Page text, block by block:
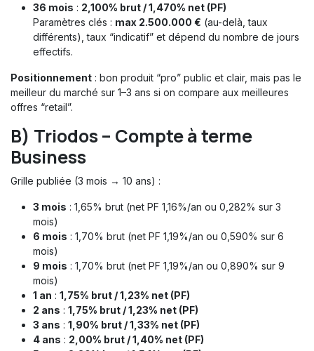
36 mois : 2,100% brut / 1,470% net (PF)
Paramètres clés : max 2.500.000 € (au-delà, taux
différents), taux “indicatif” et dépend du nombre de jours
effectifs.
Positionnement : bon produit “pro” public et clair, mais pas le
meilleur du marché sur 1–3 ans si on compare aux meilleures
offres “retail”.
B) Triodos – Compte à terme
Business
Grille publiée (3 mois → 10 ans) :
3 mois : 1,65% brut (net PF 1,16%/an ou 0,282% sur 3
mois)
6 mois : 1,70% brut (net PF 1,19%/an ou 0,590% sur 6
mois)
9 mois : 1,70% brut (net PF 1,19%/an ou 0,890% sur 9
mois)
1 an : 1,75% brut / 1,23% net (PF)
2 ans : 1,75% brut / 1,23% net (PF)
3 ans : 1,90% brut / 1,33% net (PF)
4 ans : 2,00% brut / 1,40% net (PF)